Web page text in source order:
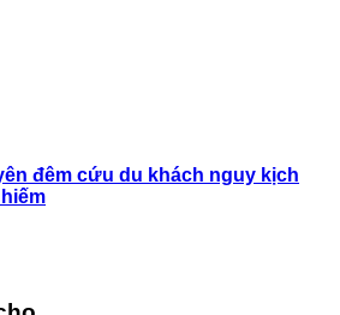
đêm cứu du khách nguy kịch